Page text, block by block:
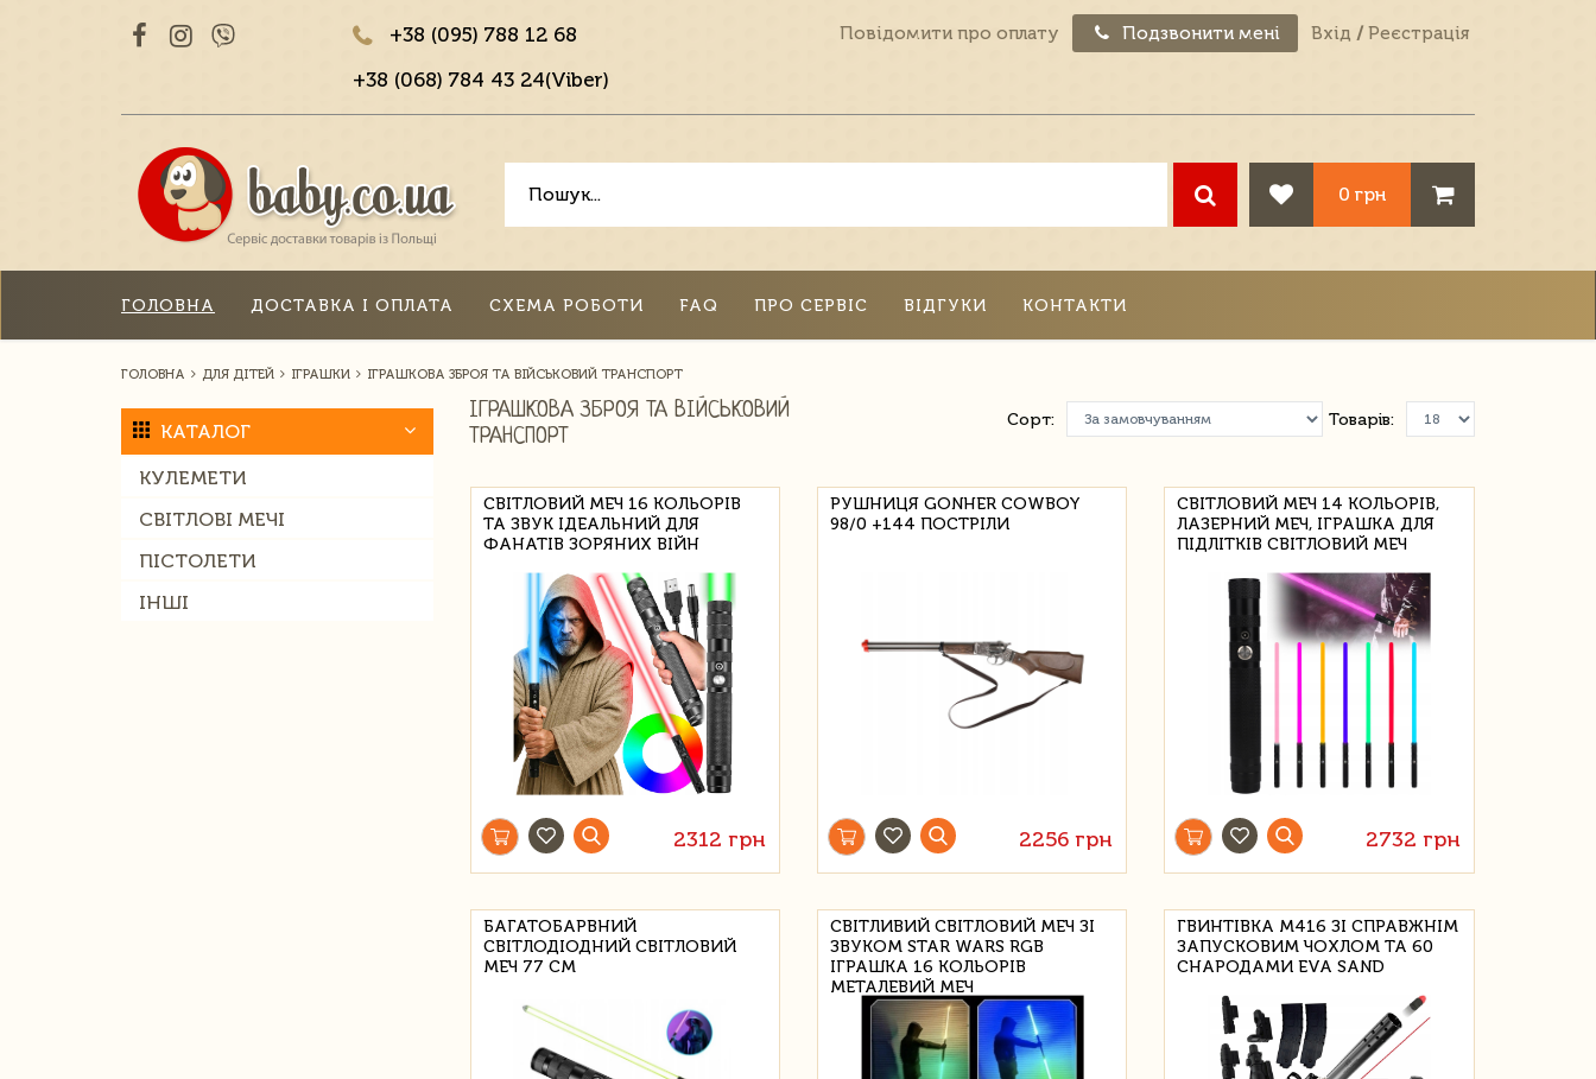
+38 (095) 788 12 68
+38 (068) 784 43 24(Viber)
Повідомити про оплату Подзвонити мені Вхід / Реєстрація
0 грн
ГОЛОВНА ДОСТАВКА І ОПЛАТА СХЕМА РОБОТИ FAQ ПРО СЕРВІС ВІДГУКИ КОНТАКТИ
ГОЛОВНА ДЛЯ ДІТЕЙ ІГРАШКИ ІГРАШКОВА ЗБРОЯ ТА ВІЙСЬКОВИЙ ТРАНСПОРТ
КАТАЛОГ
КУЛЕМЕТИ
СВІТЛОВІ МЕЧІ
ПІСТОЛЕТИ
ІНШІ
ІГРАШКОВА ЗБРОЯ ТА ВІЙСЬКОВИЙ
ТРАНСПОРТ
Товарів:
Сорт:
СВІТЛОВИЙ МЕЧ 16 КОЛЬОРІВ
ТА ЗВУК ІДЕАЛЬНИЙ ДЛЯ
ФАНАТІВ ЗОРЯНИХ ВІЙН
2312 грн
РУШНИЦЯ GONHER COWBOY
98/0 +144 ПОСТРІЛИ
2256 грн
СВІТЛОВИЙ МЕЧ 14 КОЛЬОРІВ,
ЛАЗЕРНИЙ МЕЧ, ІГРАШКА ДЛЯ
ПІДЛІТКІВ СВІТЛОВИЙ МЕЧ
2732 грн
БАГАТОБАРВНИЙ
СВІТЛОДІОДНИЙ СВІТЛОВИЙ
МЕЧ 77 СМ
СВІТЛИВИЙ СВІТЛОВИЙ МЕЧ ЗІ
ЗВУКОМ STAR WARS RGB
ІГРАШКА 16 КОЛЬОРІВ
МЕТАЛЕВИЙ МЕЧ
ГВИНТІВКА M416 ЗІ СПРАВЖНІМ
ЗАПУСКОВИМ ЧОХЛОМ ТА 60
СНАРОДАМИ EVA SAND